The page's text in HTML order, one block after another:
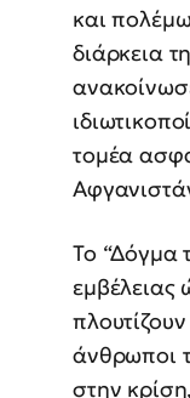
και
διάρκεια
τομέα
Το “Δόγμα
εμβέλειας
άνθρωποι
στην